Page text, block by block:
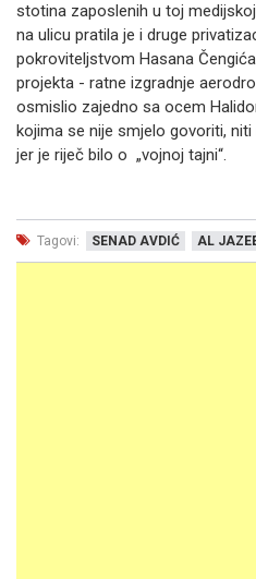
stotina zaposlenih u toj
na ulicu pratila je i druge
pokroviteljstvom Hasana
projekta - ratne izgradnje
osmislio zajedno sa ocem
kojima se nije smjelo govoriti,
jer je riječ bilo o „vojnoj tajni“.
Tagovi: SENAD AVDIĆ AL